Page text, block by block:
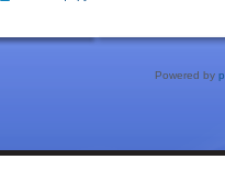
Powered by